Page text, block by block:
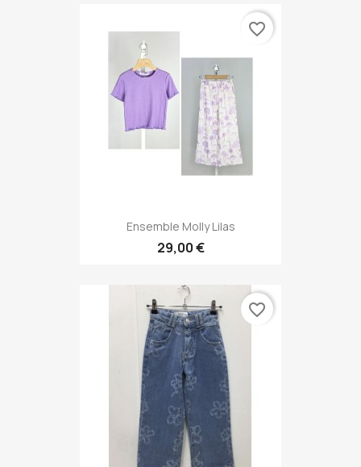
Ensemble Molly Lilas
29,00 €
favorite_border
favorite_border